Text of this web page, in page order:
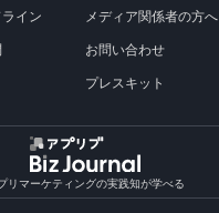
イン メディア関係者の方へ
お問い合わせ
プレスキット
リマーケティングの実践知が学べる